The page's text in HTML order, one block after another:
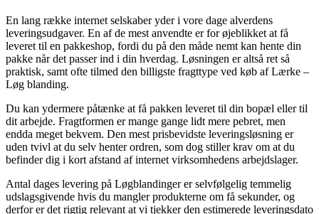
En lang række internet selskaber yder i vore dage alverdens
leveringsudgaver. En af de mest anvendte er for øjeblikket at få
leveret til en pakkeshop, fordi du på den måde nemt kan hente din
pakke når det passer ind i din hverdag. Løsningen er altså ret så
praktisk, samt ofte tilmed den billigste fragttype ved køb af Lærke –
Løg blanding.
Du kan ydermere påtænke at få pakken leveret til din bopæl eller til
dit arbejde. Fragtformen er mange gange lidt mere pebret, men
endda meget bekvem. Den mest prisbevidste leveringsløsning er
uden tvivl at du selv henter ordren, som dog stiller krav om at du
befinder dig i kort afstand af internet virksomhedens arbejdslager.
Antal dages levering på Løgblandinger er selvfølgelig temmelig
udslagsgivende hvis du mangler produkterne om få sekunder, og
derfor er det rigtig relevant at vi tjekker den estimerede leveringsdato